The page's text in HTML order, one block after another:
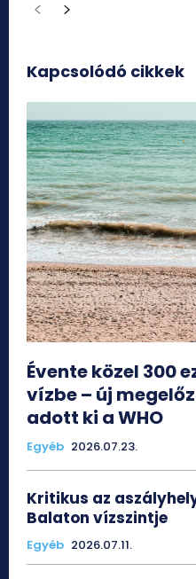
Kapcsolódó cikkek
Évente közel 300
vízbe – új
adott ki a WHO
Egyéb 2026.07.23.
Kritikus az
Balaton vízszintje
Egyéb 2026.07.11.